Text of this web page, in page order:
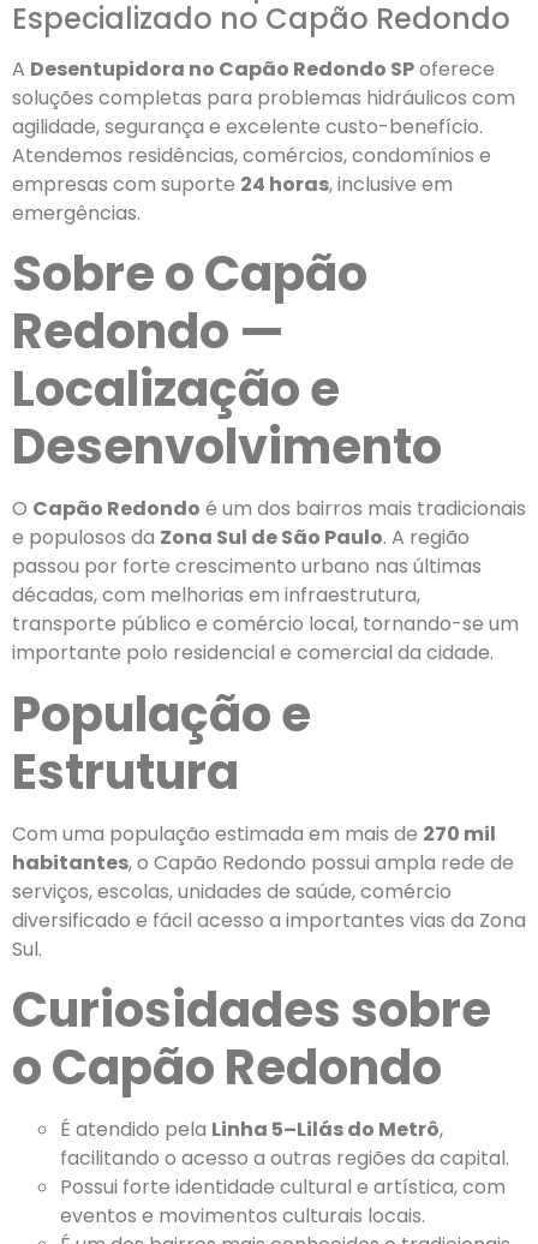
Especializado no Capão Redondo
A Desentupidora no Capão Redondo SPoferece
soluções completas para problemas hidráulicos com
agilidade, segurança e excelente custo-benefício.
Atendemos residências, comércios, condomínios e
empresas com suporte 24 horas, inclusive em
emergências.
Sobre o Capão
Redondo —
Localização e
Desenvolvimento
O Capão Redondo é um dos bairros mais tradicionais
e populosos da Zona Sul de São Paulo. A região
passou por forte crescimento urbano nas últimas
décadas, com melhorias em infraestrutura,
transporte público e comércio local, tornando-se um
importante polo residencial e comercial da cidade.
População e
Estrutura
Com uma população estimada em mais de 270 mil
habitantes, o Capão Redondo possui ampla rede de
serviços, escolas, unidades de saúde, comércio
diversificado e fácil acesso a importantes vias da Zona
Sul.
Curiosidades sobre
o Capão Redondo
É atendido pela Linha 5–Lilás do Metrô,
facilitando o acesso a outras regiões da capital.
Possui forte identidade cultural e artística, com
eventos e movimentos culturais locais.